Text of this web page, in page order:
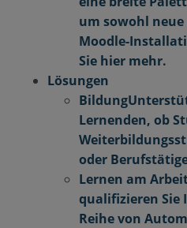
um sowohl
Moodle-
Sie hier mehr.
Lösungen
Bildung
Lernenden, ob
oder
Lernen am
qualifizieren
Reihe von